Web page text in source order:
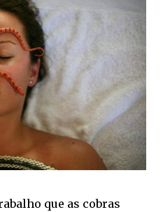
que as cobras